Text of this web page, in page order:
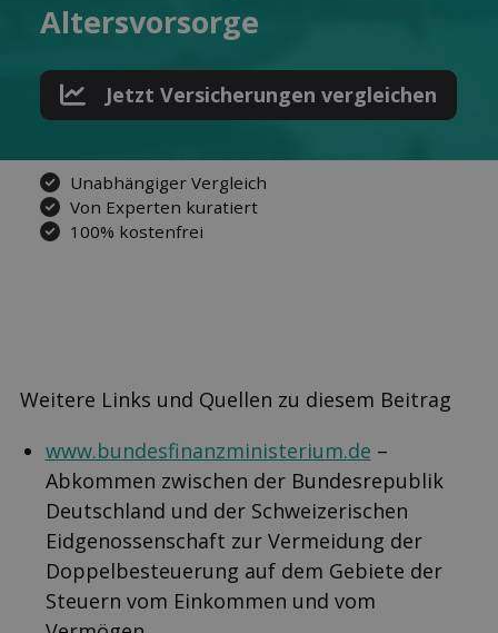
Alters­vorsorge
Jetzt Versicher­ungen ver­gleichen
Unabhängiger Vergleich
Von Experten kuratiert
100% kostenfrei
Weitere Links und Quellen zu diesem Beitrag
www.bundesfinanzministerium.de –
Abkommen zwischen der Bundesrepublik
Deutschland und der Schweizerischen
Eidgenossenschaft zur Vermeidung der
Doppelbesteuerung auf dem Gebiete der
Steuern vom Einkommen und vom